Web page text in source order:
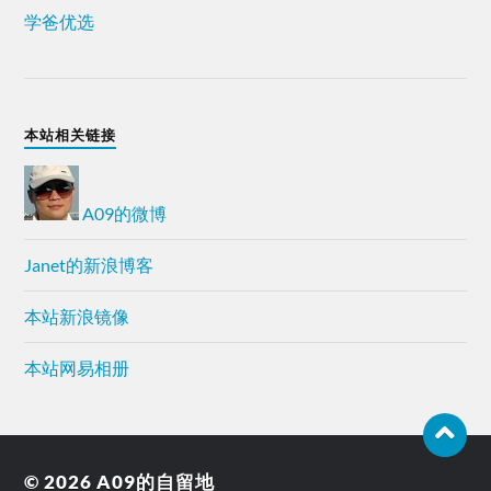
学爸优选
本站相关链接
A09的微博
Janet的新浪博客
本站新浪镜像
本站网易相册
© 2026A09的自留地